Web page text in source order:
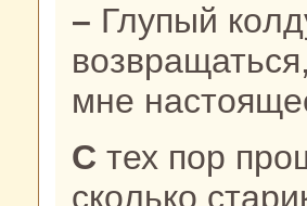
– Глупый кoлдун, уходи и не смей
мне
С тех пор прошло много лет, но
скoлькo